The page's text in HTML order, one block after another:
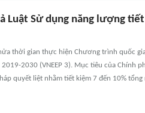
Luật Sử dụng năng lượng
thời gian thực hiện Chương trình quốc
2030 (VNEEP 3). Mục tiêu của Chính
quyết liệt nhằm tiết kiệm 7 đến 10%